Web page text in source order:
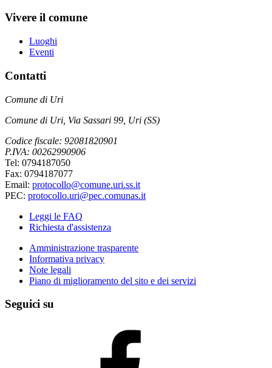
Vivere il comune
Luoghi
Eventi
Contatti
Comune di Uri
Comune di Uri, Via Sassari 99, Uri (SS)
Codice fiscale: 92081820901
P.IVA: 00262990906
Tel: 0794187050
Fax: 0794187077
Email: protocollo@comune.uri.ss.it
PEC: protocollo.uri@pec.comunas.it
Leggi le FAQ
Richiesta d'assistenza
Amministrazione trasparente
Informativa privacy
Note legali
Piano di miglioramento del sito e dei servizi
Seguici su